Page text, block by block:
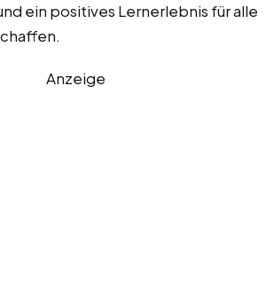
ein positives Lernerlebnis für alle
Anzeige